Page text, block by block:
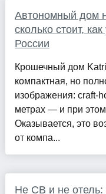
Автономный дом
сколько стоит,
России
Крошечный дом
компактная, но
изображения: craft-
метрах — и при этом
Оказывается, это
от компа...
Не СВ и не отель: